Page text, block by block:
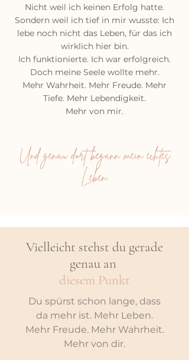
Nicht weil ich keinen Erfolg hatte.
Sondern weil ich tief in mir wusste: Ich
lebe noch nicht das Leben, für das ich
wirklich hier bin.
Ich funktionierte. Ich war erfolgreich.
Doch meine Seele wollte mehr.
Mehr Wahrheit. Mehr Freude. Mehr
Tiefe. Mehr Lebendigkeit.
Mehr von mir.
Und genau dort begann mein echtes
Leben.
Vielleicht stehst du gerade
genau an
diesem Punkt
Du spürst schon lange, dass
da mehr ist. Mehr Leben.
Mehr Freude. Mehr Wahrheit.
Mehr von dir.